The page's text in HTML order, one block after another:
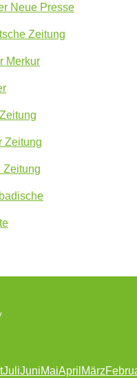
Neue Presse
Zeitung
Merkur
Zeitung
Zeitung
JuliJuniMaiApril März